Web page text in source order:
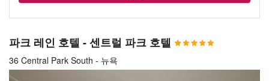
파크 레인 호텔 - 센트럴 파크 호텔
36 Central Park South - 뉴욕